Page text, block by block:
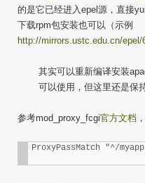
的是它已经进入epel源，直接
下载rpm包安装也可以（示例
http://mirrors.ustc.edu.cn/epel/
其实可以重新编译安装
可以使用，但这里还是保
参考mod_proxy_fcgi官方文档
ProxyPassMatch "^/